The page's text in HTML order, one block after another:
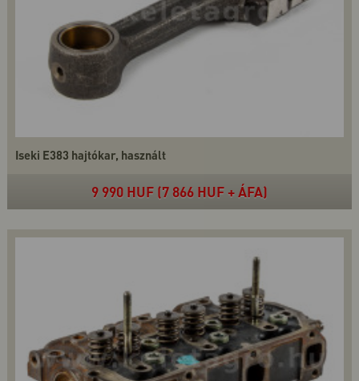
Iseki E383 hajtókar, használt
9 990 HUF (7 866 HUF + ÁFA)